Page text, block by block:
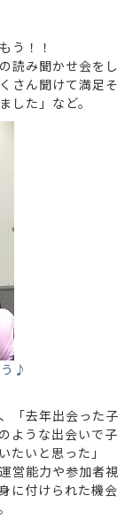
う！！
読み聞かせ会をし
さん聞けて満足そ
した」など。
♪
「去年出会った子
ような出会いで子
たいと思った」
営能力や参加者視
に付けられた機会